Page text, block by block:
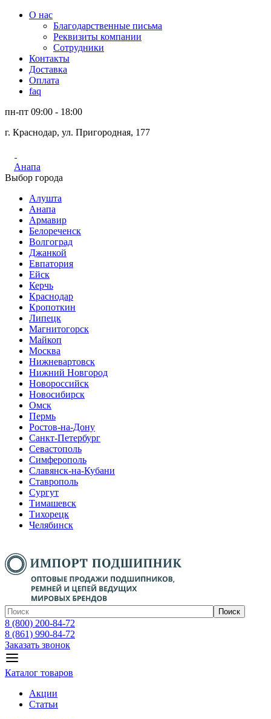
О нас
Благодарственные письма
Реквизиты компании
Сотрудники
Контакты
Доставка
Оплата
faq
пн-пт 09:00 - 18:00
г. Краснодар, ул. Пригородная, 177
Анапа
Выбор города
Алушта
Анапа
Армавир
Белореченск
Волгоград
Джанкой
Евпатория
Ейск
Керчь
Краснодар
Кропоткин
Липецк
Магнитогорск
Майкоп
Москва
Нижневартовск
Нижний Новгород
Новороссийск
Новосибирск
Омск
Пермь
Ростов-на-Дону
Санкт-Петербург
Севастополь
Симферополь
Славянск-на-Кубани
Ставрополь
Сургут
Тимашевск
Тихорецк
Челябинск
Поиск
8 (800) 200-84-72
8 (861) 990-84-72
Заказать звонок
Каталог товаров
Акции
Статьи